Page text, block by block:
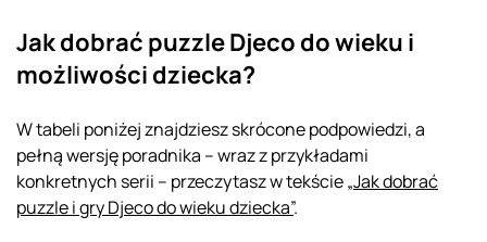
Jak dobrać puzzle Djeco do wieku i
możliwości dziecka?
W tabeli poniżej znajdziesz skrócone podpowiedzi, a
pełną wersję poradnika – wraz z przykładami
konkretnych serii – przeczytasz w tekście„Jak dobrać
puzzle i gry Djeco do wieku dziecka”.